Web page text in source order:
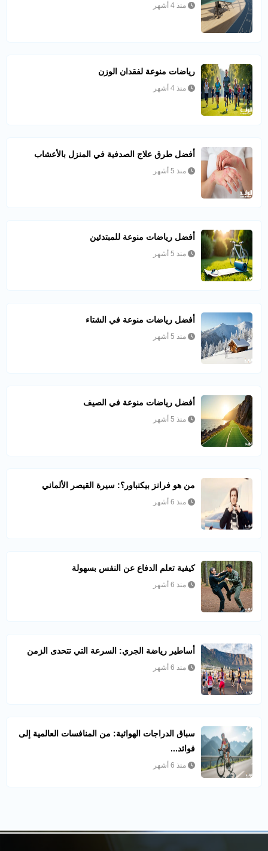
منذ 4 أشهر
رياضات منوعة لفقدان الوزن
منذ 4 أشهر
أفضل طرق علاج الصدفية في المنزل بالأعشاب
منذ 5 أشهر
أفضل رياضات منوعة للمبتدئين
منذ 5 أشهر
أفضل رياضات منوعة في الشتاء
منذ 5 أشهر
أفضل رياضات منوعة في الصيف
منذ 5 أشهر
من هو فرانز بيكنباور؟: سيرة القيصر الألماني
منذ 6 أشهر
كيفية تعلم الدفاع عن النفس بسهولة
منذ 6 أشهر
أساطير رياضة الجري: السرعة التي تتحدى الزمن
منذ 6 أشهر
سباق الدراجات الهوائية: من المنافسات العالمية إلى
فوائد...
منذ 6 أشهر